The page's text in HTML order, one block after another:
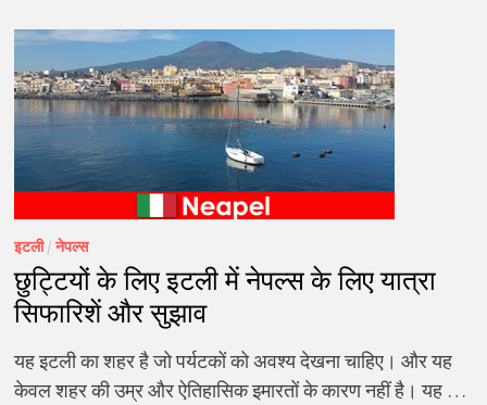
इटली/नेपल्स
छुट्टियों के लिए इटली में नेपल्स के लिए यात्रा
सिफारिशें और सुझाव
यह इटली का शहर है जो पर्यटकों को अवश्य देखना चाहिए। और यह
केवल शहर की उम्र और ऐतिहासिक इमारतों के कारण नहीं है। यह …